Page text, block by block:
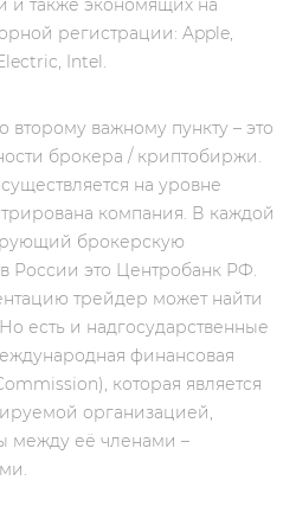
и также экономящих на
регистрации: Apple,
Intel.
важному пункту – это
брокера / криптобиржи.
на уровне
компания. В каждой
брокерскую
в России это Центробанк РФ.
трейдер может найти
есть и надгосударственные
финансовая
которая является
организацией,
между её членами –